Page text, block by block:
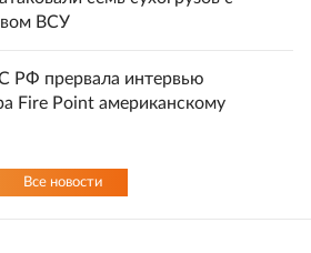
ВСУ
РФ прервала интервью
Fire Point американскому
Все новости